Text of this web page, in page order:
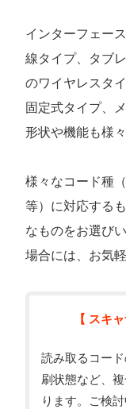
インターフェー
線タイプ、タブ
のワイヤレスタ
固定式タイプ、
形状や機能も様
様々なコード種
等）に対応する
なものをお選び
場合には、お気
【 スキ
読み取るコー
刷状態など、
ります。ご検